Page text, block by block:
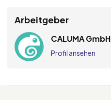
Arbeitgeber
CALUMA GmbH
Profil ansehen